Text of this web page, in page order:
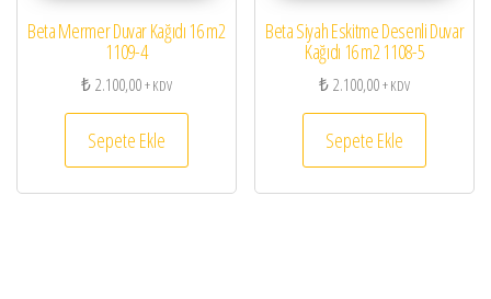
Beta Mermer Duvar Kağıdı 16 m2
1109-4
₺2.100,00+ KDV
Sepete Ekle
Beta Siyah Eskitme Desenli Duvar
Kağıdı 16 m2 1108-5
₺2.100,00+ KDV
Sepete Ekle